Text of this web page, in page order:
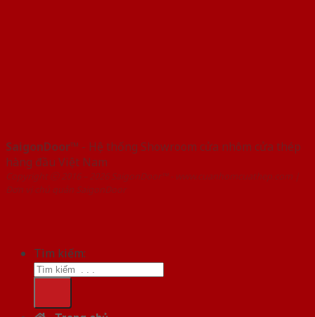
SaigonDoor™ - Hệ thống Showroom cửa nhôm cửa thép
hàng đầu Việt Nam
Copyright ⓒ 2016 – 2026 SaigonDoor™ - www.cuanhomcuathep.com |
Đơn vị chủ quản SaigonDoor
Tìm kiếm: